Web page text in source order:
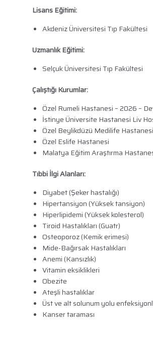
Lisans Eğitimi:
Akdeniz Üniversitesi Tıp Fakültesi
Uzmanlık Eğitimi:
Selçuk Üniversitesi Tıp Fakültesi
Çalıştığı Kurumlar:
Özel Rumeli Hastanesi – 2026 –
İstinye Üniversite Hastanesi Liv
Özel Beylikdüzü Medilife Hastanesi
Özel Eslife Hastanesi
Malatya Eğitim Araştırma
Tıbbi İlgi Alanları:
Diyabet (Şeker hastalığı)
Hipertansiyon (Yüksek tansiyon)
Hiperlipidemi (Yüksek kolesterol)
Tiroid Hastalıkları (Guatr)
Osteoporoz (Kemik erimesi)
Mide-Bağırsak Hastalıkları
Anemi (Kansızlık)
Vitamin eksiklikleri
Obezite
Ateşli hastalıklar
Üst ve alt solunum yolu
Kanser taraması